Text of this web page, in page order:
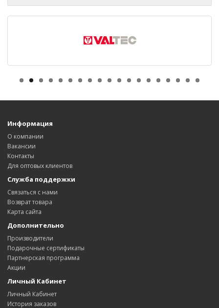
Информация
О компании
Вакансии
Контакты
Для оптовых клиентов
Служба поддержки
Связаться с нами
Возврат товара
Карта сайта
Дополнительно
Производители
Подарочные сертификаты
Партнерская программа
Акции
Личный Кабинет
Личный Кабинет
История заказов